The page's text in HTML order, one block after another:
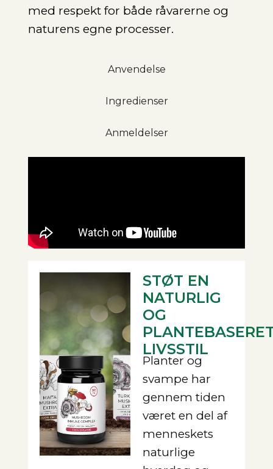
Anvendelse
Ingredienser
Anmeldelser
med respekt for både råvarerne og
naturens egne processer.
STØT EN
NATURLIG
OG
LIVSSTIL
Planter og
svampe har
gennem tiden
været en del af
menneskets
naturlige